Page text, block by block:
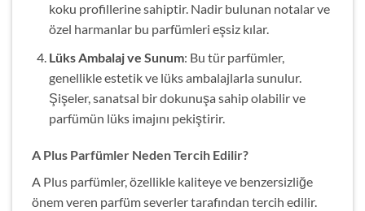
koku profillerine sahiptir. Nadir bulunan notalar ve
özel harmanlar bu parfümleri eşsiz kılar.
Lüks Ambalaj ve Sunum: Bu tür parfümler,
genellikle estetik ve lüks ambalajlarla sunulur.
Şişeler, sanatsal bir dokunuşa sahip olabilir ve
parfümün lüks imajını pekiştirir.
A Plus Parfümler Neden Tercih Edilir?
A Plus parfümler, özellikle kaliteye ve benzersizliğe
önem veren parfüm severler tarafından tercih edilir.